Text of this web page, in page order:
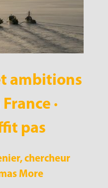
ambitions
·
pas
chercheur
More